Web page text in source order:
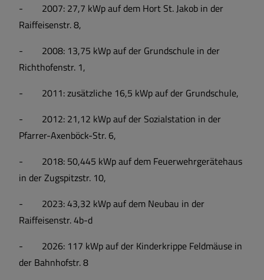
- 2007: 27,7 kWp auf dem Hort St. Jakob in der
Raiffeisenstr. 8,
- 2008: 13,75 kWp auf der Grundschule in der
Richthofenstr. 1,
- 2011: zusätzliche 16,5 kWp auf der Grundschule,
- 2012: 21,12 kWp auf der Sozialstation in der
Pfarrer-Axenböck-Str. 6,
- 2018: 50,445 kWp auf dem Feuerwehrgerätehaus
in der Zugspitzstr. 10,
- 2023: 43,32 kWp auf dem Neubau in der
Raiffeisenstr. 4b-d
- 2026: 117 kWp auf der Kinderkrippe Feldmäuse in
der Bahnhofstr. 8